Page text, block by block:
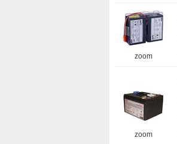
zoom
zoom